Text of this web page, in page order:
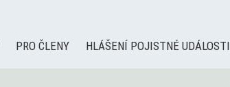
PRO ČLENY HLÁŠENÍ POJISTNÉ UDÁLOSTI